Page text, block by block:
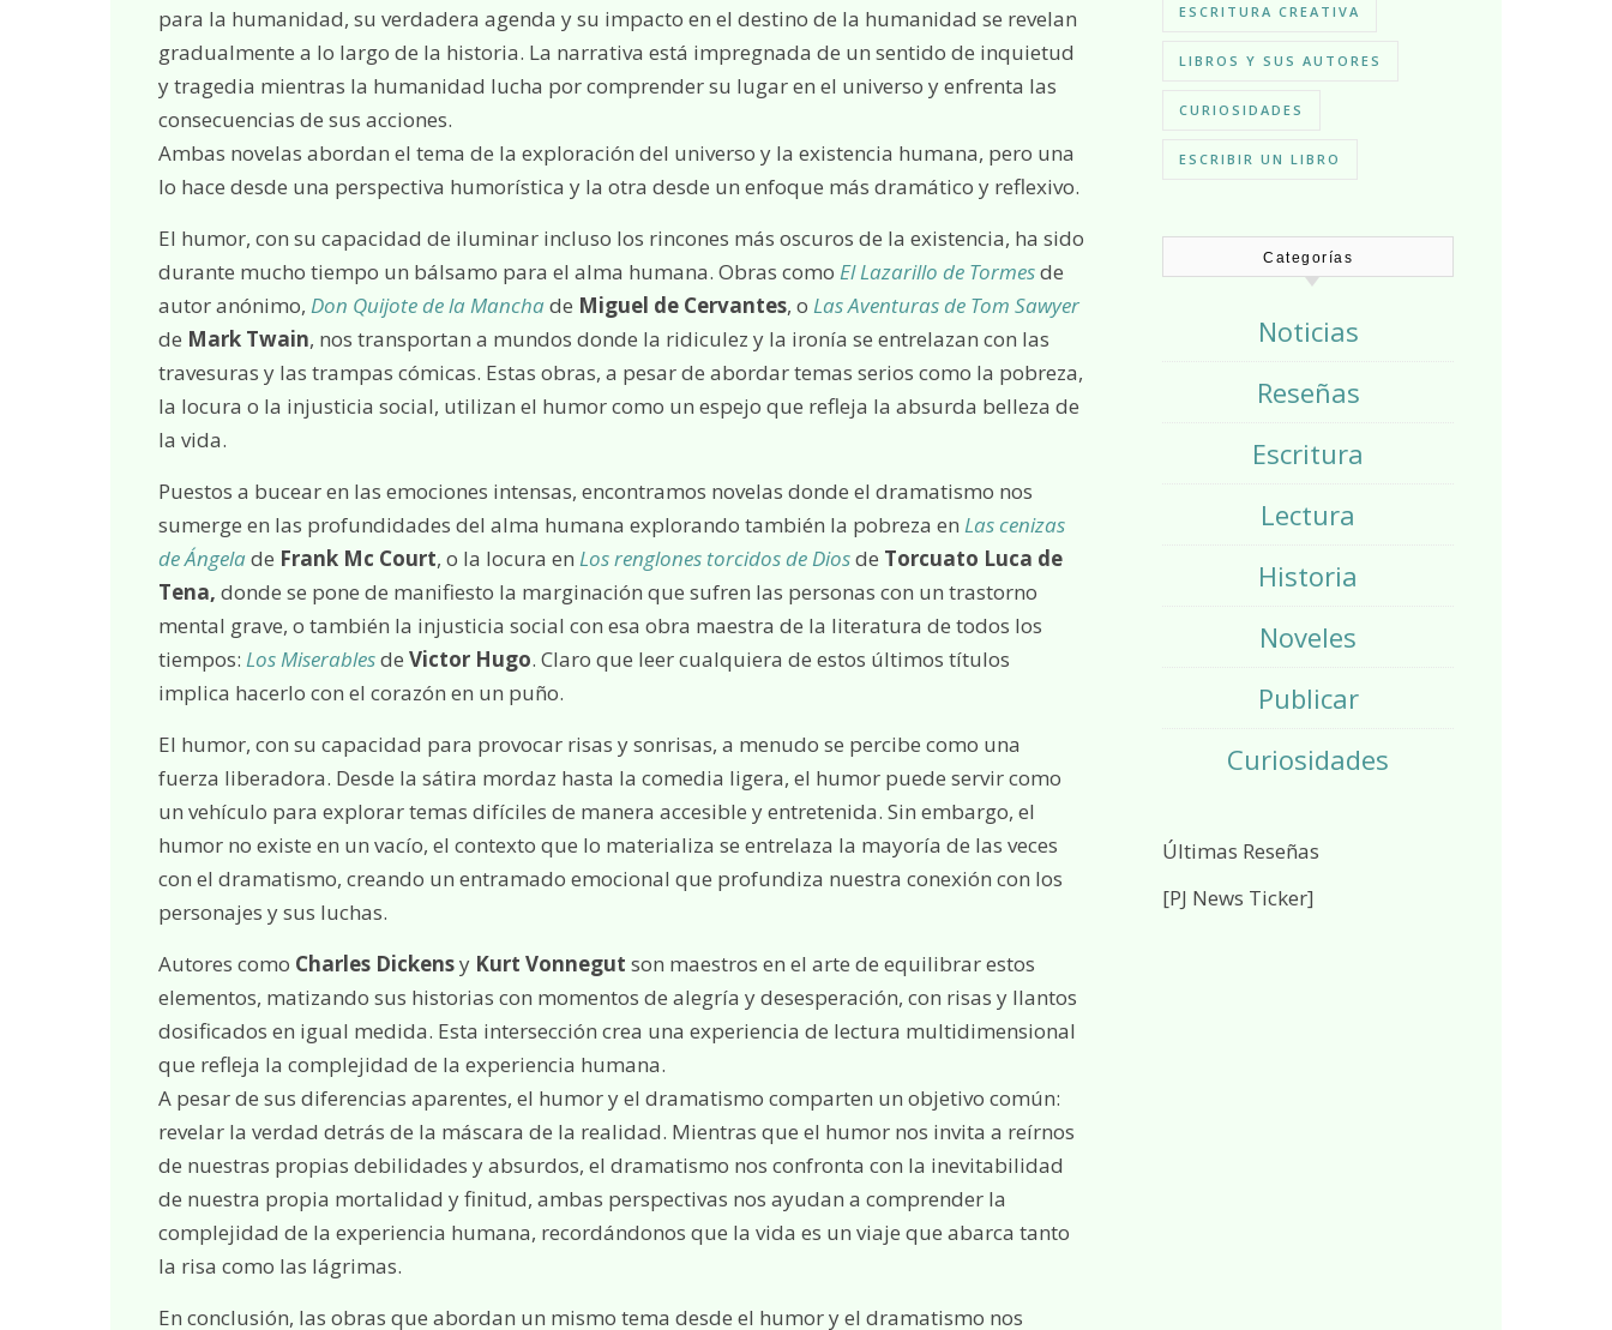
para la humanidad, su verdadera agenda y su impacto en el destino de la humanidad se revelan
gradualmente a lo largo de la historia. La narrativa está impregnada de un sentido de inquietud
y tragedia mientras la humanidad lucha por comprender su lugar en el universo y enfrenta las
consecuencias de sus acciones.
Ambas novelas abordan el tema de la exploración del universo y la existencia humana, pero una
lo hace desde una perspectiva humorística y la otra desde un enfoque más dramático y reflexivo.
El humor, con su capacidad de iluminar incluso los rincones más oscuros de la existencia, ha sido
durante mucho tiempo un bálsamo para el alma humana. Obras como El Lazarillo de Tormesde
autor anónimo, Don Quijote de la Manchade Miguel de Cervantes, o Las Aventuras de Tom Sawyer
de Mark Twain, nos transportan a mundos donde la ridiculez y la ironía se entrelazan con las
travesuras y las trampas cómicas. Estas obras, a pesar de abordar temas serios como la pobreza,
la locura o la injusticia social, utilizan el humor como un espejo que refleja la absurda belleza de
la vida.
Puestos a bucear en las emociones intensas, encontramos novelas donde el dramatismo nos
sumerge en las profundidades del alma humana explorando también la pobreza en Las cenizas
de Ángelade Frank Mc Court, o la locura en Los renglones torcidos de Diosde Torcuato Luca de
Tena, donde se pone de manifiesto la marginación que sufren las personas con un trastorno
mental grave, o también la injusticia social con esa obra maestra de la literatura de todos los
tiempos: Los Miserablesde Victor Hugo. Claro que leer cualquiera de estos últimos títulos
implica hacerlo con el corazón en un puño.
El humor, con su capacidad para provocar risas y sonrisas, a menudo se percibe como una
fuerza liberadora. Desde la sátira mordaz hasta la comedia ligera, el humor puede servir como
un vehículo para explorar temas difíciles de manera accesible y entretenida. Sin embargo, el
humor no existe en un vacío, el contexto que lo materializa se entrelaza la mayoría de las veces
con el dramatismo, creando un entramado emocional que profundiza nuestra conexión con los
personajes y sus luchas.
Autores como Charles Dickensy Kurt Vonnegut son maestros en el arte de equilibrar estos
elementos, matizando sus historias con momentos de alegría y desesperación, con risas y llantos
dosificados en igual medida. Esta intersección crea una experiencia de lectura multidimensional
que refleja la complejidad de la experiencia humana.
A pesar de sus diferencias aparentes, el humor y el dramatismo comparten un objetivo común:
revelar la verdad detrás de la máscara de la realidad. Mientras que el humor nos invita a reírnos
de nuestras propias debilidades y absurdos, el dramatismo nos confronta con la inevitabilidad
de nuestra propia mortalidad y finitud, ambas perspectivas nos ayudan a comprender la
complejidad de la experiencia humana, recordándonos que la vida es un viaje que abarca tanto
la risa como las lágrimas.
En conclusión, las obras que abordan un mismo tema desde el humor y el dramatismo nos
ESCRITURA CREATIVA
LIBROS Y SUS AUTORES
CURIOSIDADES
ESCRIBIR UN LIBRO
Categorías
Noticias
Reseñas
Escritura
Lectura
Historia
Noveles
Publicar
Curiosidades
Últimas Reseñas
[PJ News Ticker]